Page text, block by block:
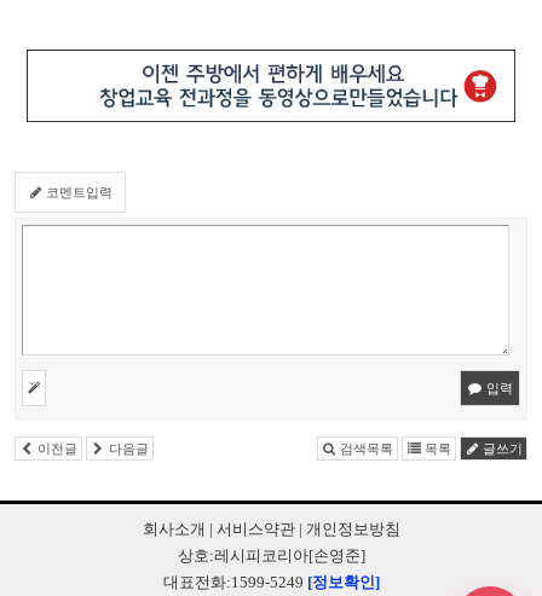
코멘트입력
입력
이전글 다음글 검색목록 목록 글쓰기
회사소개 | 서비스약관| 개인정보방침
상호:레시피코리아[손영준]
대표전화:1599-5249 [정보확인]